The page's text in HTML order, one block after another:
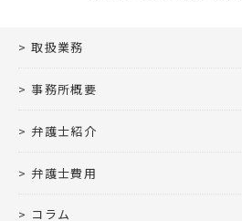
取扱業務
事務所概要
弁護士紹介
弁護士費用
コラム